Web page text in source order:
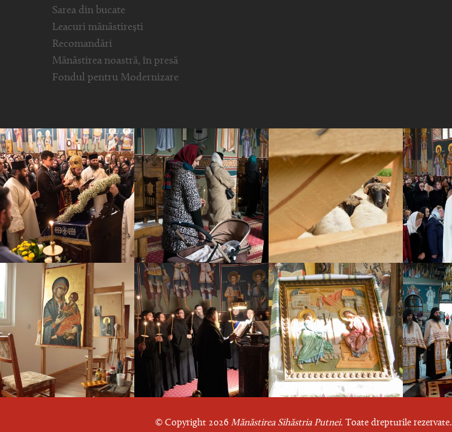
Sarea din bucate
Leacuri mănăstirești
Recomandări
Mănăstirea noastră, în presă
Fondul pentru Modernizare
© Copyright 2026 Mănăstirea Sihăstria Putnei. Toate drepturile rezervate.